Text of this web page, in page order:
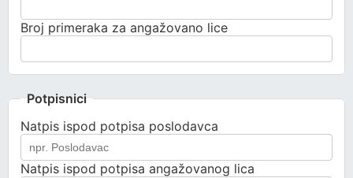
Broj primeraka za angažovano lice
Potpisnici
Natpis ispod potpisa poslodavca
Natpis ispod potpisa angažovanog lica